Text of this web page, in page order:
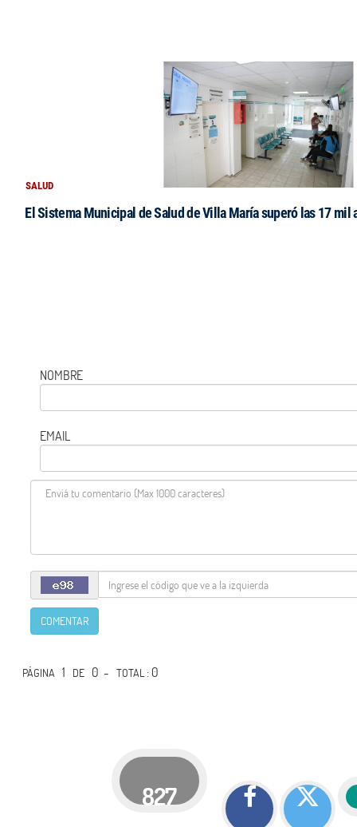
SALUD
El Sistema Municipal de Salud de Villa María superó las 17
NOMBRE
EMAIL
COMENTAR
PÁGINA 1 DE 0 -TOTAL: 0
827